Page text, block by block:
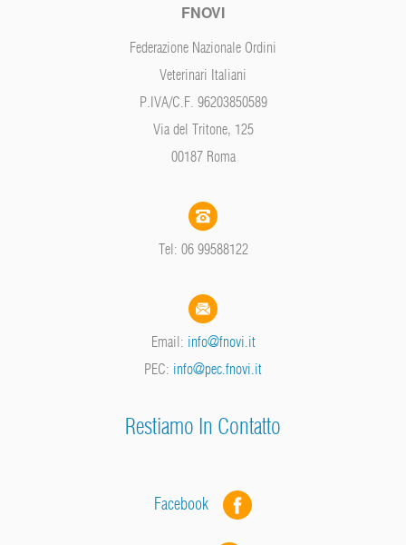
FNOVI
Federazione Nazionale Ordini
Veterinari Italiani
P.IVA/C.F. 96203850589
Via del Tritone, 125
00187 Roma
Tel: 06 99588122
Email: info@fnovi.it
PEC: info@pec.fnovi.it
Restiamo In Contatto
Facebook